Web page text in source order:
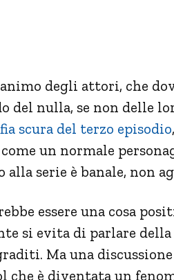
degli attori, che
del nulla, se non delle
scura del terzo episodio
un normale
serie è banale, non
essere una cosa
si evita di parlare della
Ma una
che è diventata un